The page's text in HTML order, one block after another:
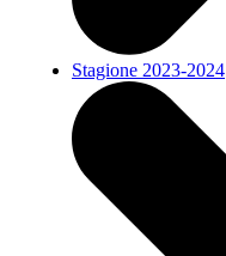
Stagione 2023-2024